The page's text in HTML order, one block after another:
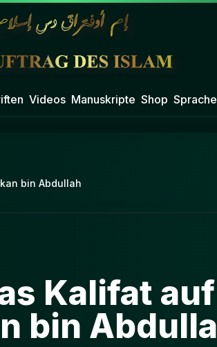
Videos Manuskripte Shop
bin Abdullah
Kalifat
bin